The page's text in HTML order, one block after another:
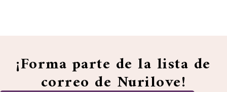
¡Forma parte de la lista de
correo de Nurilove!